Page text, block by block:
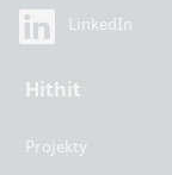
LinkedIn
Hithit
Projekty